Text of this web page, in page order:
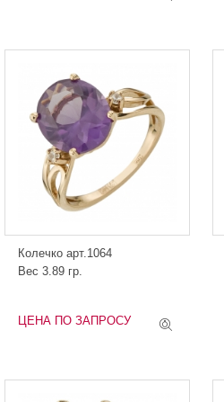
Колечко арт.1064
Вес 3.89 гр.
ЦЕНА ПО ЗАПРОСУ